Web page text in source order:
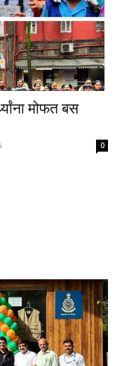
मोफत बस
0